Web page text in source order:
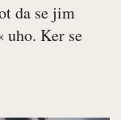
da se jim
uho. Ker se